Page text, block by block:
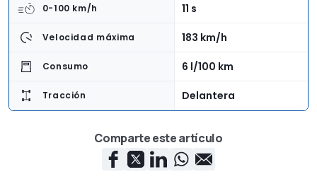
0-100 km/h 11 s
Velocidad máxima 183 km/h
Consumo 6 l/100 km
Tracción Delantera
1,84 m
Comparte este artículo